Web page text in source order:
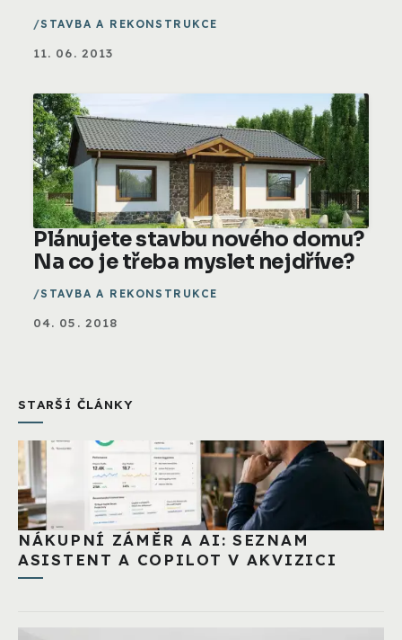
STAVBA A REKONSTRUKCE
11. 06. 2013
Plánujete stavbu nového domu?
Na co je třeba myslet nejdříve?
STAVBA A REKONSTRUKCE
04. 05. 2018
STARŠÍ ČLÁNKY
NÁKUPNÍ ZÁMĚR A AI: SEZNAM
ASISTENT A COPILOT V AKVIZICI